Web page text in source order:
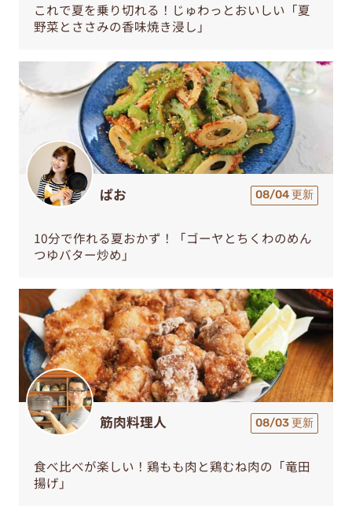
これで夏を乗り切れる！じゅわっとおいしい「夏
野菜とささみの香味焼き浸し」
ぱお 08/04 更新
10分で作れる夏おかず！「ゴーヤとちくわのめん
つゆバター炒め」
筋肉料理人 08/03 更新
食べ比べが楽しい！鶏もも肉と鶏むね肉の「竜田
揚げ」